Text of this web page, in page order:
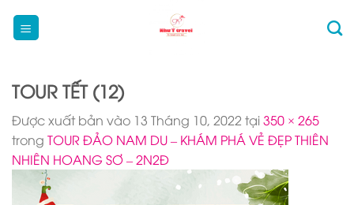
qua
TOUR TẾT (12)
Được xuất bản vào 13 Tháng 10, 2022 tại 350 × 265
trong TOUR ĐẢO NAM DU – KHÁM PHÁ VẺ ĐẸP THIÊN
NHIÊN HOANG SƠ – 2N2Đ